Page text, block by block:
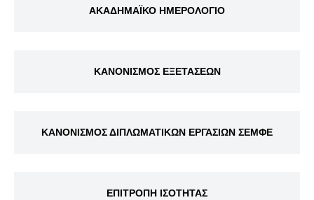
ΑΚΑΔΗΜΑΪΚΟ ΗΜΕΡΟΛΟΓΙΟ
ΚΑΝΟΝΙΣΜΟΣ ΕΞΕΤΑΣΕΩΝ
ΚΑΝΟΝΙΣΜΟΣ ΔΙΠΛΩΜΑΤΙΚΩΝ ΕΡΓΑΣΙΩΝ ΣΕΜΦΕ
ΕΠΙΤΡΟΠΗ ΙΣΟΤΗΤΑΣ